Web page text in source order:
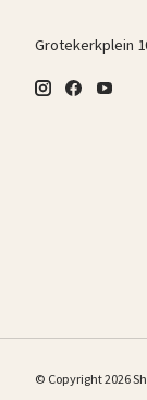
Grotekerkplein
© Copyright 2026